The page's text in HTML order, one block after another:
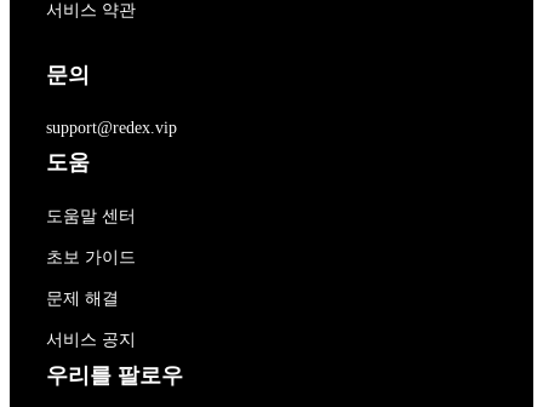
서비스 약관
문의
support@redex.vip
도움
도움말 센터
초보 가이드
문제 해결
서비스 공지
우리를 팔로우